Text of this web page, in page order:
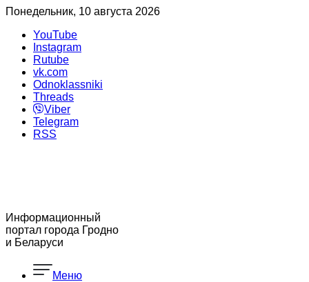
Понедельник, 10 августа 2026
YouTube
Instagram
Rutube
vk.com
Odnoklassniki
Threads
Viber
Telegram
RSS
Информационный
портал города Гродно
и Беларуси
Меню